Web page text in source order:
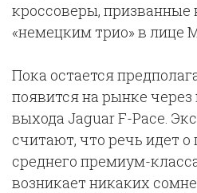
кроссоверы, призванные
«немецким трио» в лице
Пока остается
появится на рынке через
выхода Jaguar F-Pace.
считают, что речь идет о
среднего премиум-
возникает никаких